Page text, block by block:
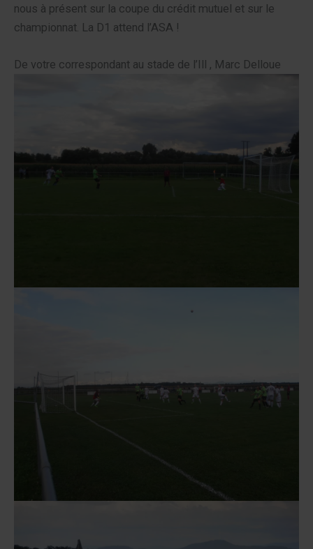
nous à présent sur la coupe du crédit mutuel et sur le
championnat. La D1 attend l’ASA !
De votre correspondant au stade de l’Ill , Marc Delloue